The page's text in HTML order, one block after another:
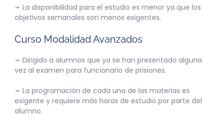
➛ La disponibilidad para el estudio es menor ya que los
objetivos semanales son menos exigentes.
Curso Modalidad Avanzados
➛ Dirigido a alumnos que ya se han presentado alguna
vez al examen para funcionario de prisiones.
➛ La programación de cada una de las materias es
exigente y requiere más horas de estudio por parte del
alumno.